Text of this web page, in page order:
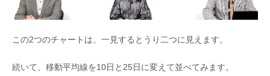
この2つのチャートは、一見するとうり二つに見えます。
続いて、移動平均線を10日と25日に変えて並べてみます。